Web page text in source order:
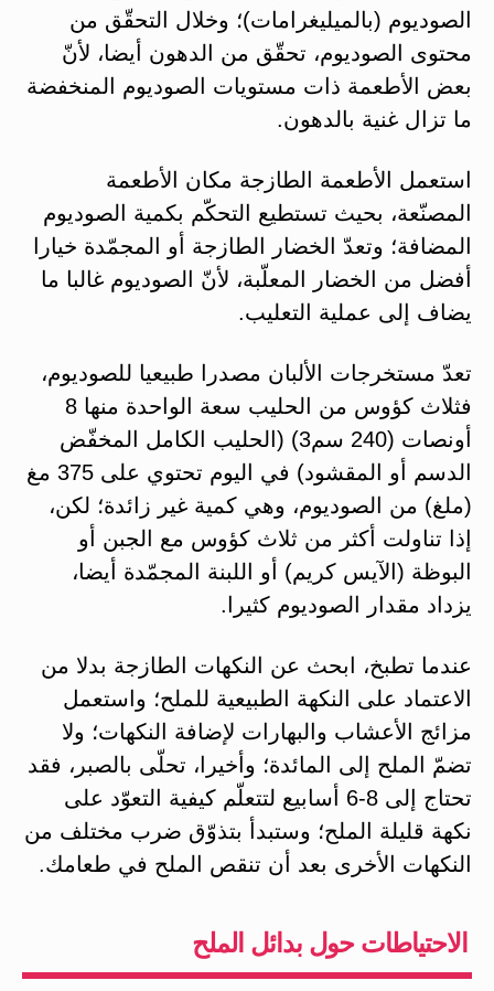
الصوديوم (بالميليغرامات)؛ وخلال التحقّق من
محتوى الصوديوم، تحقّق من الدهون أيضا، لأنّ
بعض الأطعمة ذات مستويات الصوديوم المنخفضة
ما تزال غنية بالدهون.
استعمل الأطعمة الطازجة مكان الأطعمة
المصنّعة، بحيث تستطيع التحكّم بكمية الصوديوم
المضافة؛ وتعدّ الخضار الطازجة أو المجمّدة خيارا
أفضل من الخضار المعلّبة، لأنّ الصوديوم غالبا ما
يضاف إلى عملية التعليب.
تعدّ مستخرجات الألبان مصدرا طبيعيا للصوديوم،
فثلاث كؤوس من الحليب سعة الواحدة منها 8
أونصات (240 سم3) (الحليب الكامل المخفّض
الدسم أو المقشود) في اليوم تحتوي على 375 مغ
(ملغ) من الصوديوم، وهي كمية غير زائدة؛ لكن،
إذا تناولت أكثر من ثلاث كؤوس مع الجبن أو
البوظة (الآيس كريم) أو اللبنة المجمّدة أيضا،
يزداد مقدار الصوديوم كثيرا.
عندما تطبخ، ابحث عن النكهات الطازجة بدلا من
الاعتماد على النكهة الطبيعية للملح؛ واستعمل
مزائج الأعشاب والبهارات لإضافة النكهات؛ ولا
تضمّ الملح إلى المائدة؛ وأخيرا، تحلّى بالصبر، فقد
تحتاج إلى 8-6 أسابيع لتتعلّم كيفية التعوّد على
نكهة قليلة الملح؛ وستبدأ بتذوّق ضرب مختلف من
النكهات الأخرى بعد أن تنقص الملح في طعامك.
الاحتياطات حول بدائل الملح